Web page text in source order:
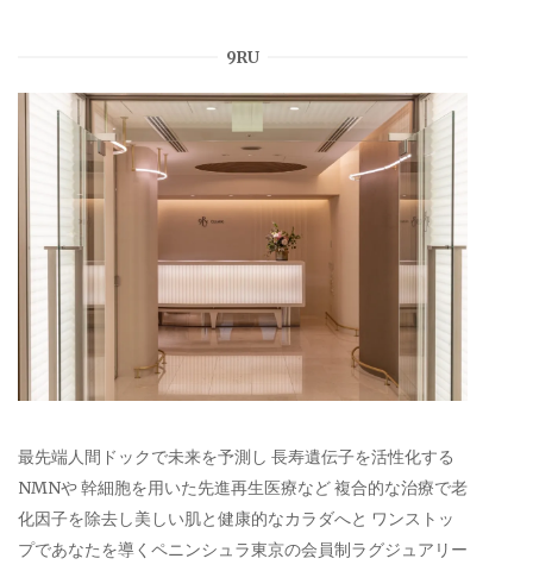
9RU
最先端人間ドックで未来を予測し 長寿遺伝子を活性化する
NMNや 幹細胞を用いた先進再生医療など 複合的な治療で老
化因子を除去し美しい肌と健康的なカラダへと ワンストッ
プであなたを導くペニンシュラ東京の会員制ラグジュアリー